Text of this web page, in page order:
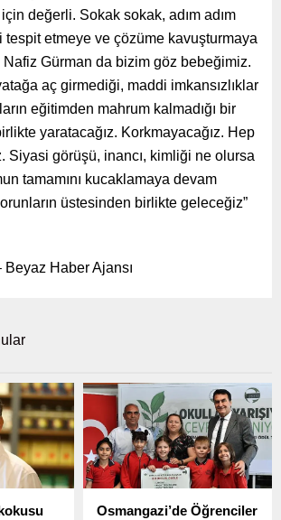
değerli. Sokak sokak, adım adım
tespit etmeye ve çözüme kavuşturmaya
Gürman da bizim göz bebeğimiz.
aç girmediği, maddi imkansızlıklar
eğitimden mahrum kalmadığı bir
yaratacağız. Korkmayacağız. Hep
Siyasi görüşü, inancı, kimliği ne olursa
tamamını kucaklamaya devam
üstesinden birlikte geleceğiz”
Haber Ajansı
Osmangazi’de Öğrenciler